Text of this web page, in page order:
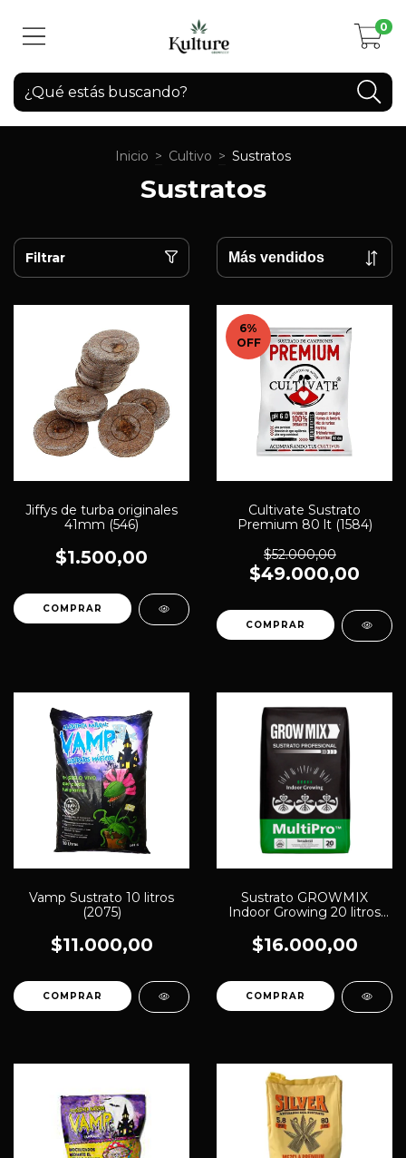
0
Inicio > Cultivo > Sustratos
Sustratos
Filtrar
Jiffys de turba originales
41mm (546)
$1.500,00
6%
OFF
Cultivate Sustrato
Premium 80 lt (1584)
$52.000,00
$49.000,00
Vamp Sustrato 10 litros
(2075)
$11.000,00
Sustrato GROWMIX
Indoor Growing 20 litros
$16.000,00